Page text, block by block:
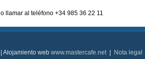
o llamar al teléfono +34 985 36 22 11
| Alojamiento web www.mastercafe.net| Nota legal